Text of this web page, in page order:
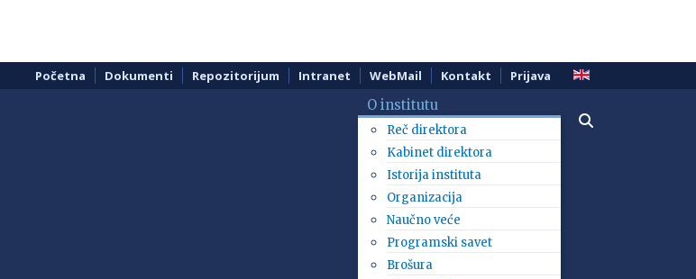
Početna Dokumenti Repozitorijum Intranet WebMail Kontakt Prijava
O institutu
Reč direktora
Kabinet direktora
Istorija instituta
Organizacija
Naučno veće
Programski savet
Brošura